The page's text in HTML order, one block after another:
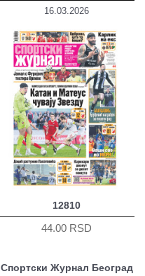
16.03.2026
12810
44.00 RSD
Спортски Журнал Београд